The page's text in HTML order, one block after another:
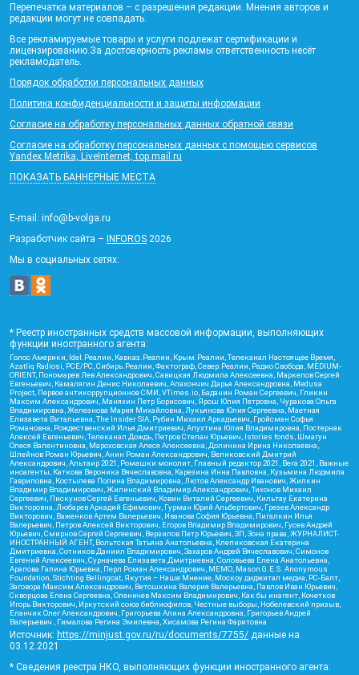
Перепечатка материалов – с разрешения редакции. Мнения авторов и
редакции могут не совпадать.
Все рекламируемые товары и услуги подлежат сертификации и
лицензированию.За достоверность рекламы ответственность несёт
рекламодатель.
Порядок обработки персональных данных
Политика конфиденциальности и защиты информации
Согласие на обработку персональных данных обратной связи
Согласие на обработку персональных данных с помощью сервисов
Yandex.Metrika, LiveInternet, top.mail.ru
ПОКАЗАТЬ БАННЕРНЫЕ МЕСТА
E-mail: info@b-volga.ru
Разработчик сайта – INFOROS 2026
Мы в социальных сетях:
* Реестр иностранных средств массовой информации, выполняющих
функции иностранного агента:
Голос Америки, Idel.Реалии, Кавказ.Реалии, Крым.Реалии, Телеканал Настоящее Время,
Azatliq Radiosi, PCE/PC, Сибирь.Реалии, Фактограф, Север.Реалии, Радио Свобода, MEDIUM-
ORIENT, Пономарев Лев Александрович, Савицкая Людмила Алексеевна, Маркелов Сергей
Евгеньевич, Камалягин Денис Николаевич, Апахончич Дарья Александровна, Medusa
Project, Первое антикоррупционное СМИ, VTimes.io, Баданин Роман Сергеевич, Гликин
Максим Александрович, Маняхин Петр Борисович, Ярош Юлия Петровна, Чуракова Ольга
Владимировна, Железнова Мария Михайловна, Лукьянова Юлия Сергеевна, Маетная
Елизавета Витальевна, The Insider SIA, Рубин Михаил Аркадьевич, Гройсман Софья
Романовна, Рождественский Илья Дмитриевич, Апухтина Юлия Владимировна, Постернак
Алексей Евгеньевич, Телеканал Дождь, Петров Степан Юрьевич, Istories fonds, Шмагун
Олеся Валентиновна, Мароховская Алеся Алексеевна, Долинина Ирина Николаевна,
Шлейнов Роман Юрьевич, Анин Роман Александрович, Великовский Дмитрий
Александрович, Альтаир 2021, Ромашки монолит, Главный редактор 2021, Вега 2021, Важные
иноагенты, Каткова Вероника Вячеславовна, Карезина Инна Павловна, Кузьмина Людмила
Гавриловна, Костылева Полина Владимировна, Лютов Александр Иванович, Жилкин
Владимир Владимирович, Жилинский Владимир Александрович, Тихонов Михаил
Сергеевич, Пискунов Сергей Евгеньевич, Ковин Виталий Сергеевич, Кильтау Екатерина
Викторовна, Любарев Аркадий Ефимович, Гурман Юрий Альбертович, Грезев Александр
Викторович, Важенков Артем Валерьевич, Иванова София Юрьевна, Пигалкин Илья
Валерьевич, Петров Алексей Викторович, Егоров Владимир Владимирович, Гусев Андрей
Юрьевич, Смирнов Сергей Сергеевич, Верзилов Петр Юрьевич, ЗП, Зона права, ЖУРНАЛИСТ-
ИНОСТРАННЫЙ АГЕНТ, Вольтская Татьяна Анатольевна, Клепиковская Екатерина
Дмитриевна, Сотников Даниил Владимирович, Захаров Андрей Вячеславович, Симонов
Евгений Алексеевич, Сурначева Елизавета Дмитриевна, Соловьева Елена Анатольевна,
Арапова Галина Юрьевна, Перл Роман Александрович, МЕМО, Mason G.E.S. Anonymous
Foundation, Stichting Bellingcat, Якутия – Наше Мнение, Москоу диджитал медиа, РС-Балт,
Заговора Максим Александрович, Ветошкина Валерия Валерьевна, Павлов Иван Юрьевич,
Скворцова Елена Сергеевна, Оленичев Максим Владимирович, Как бы инагент, Кочетков
Игорь Викторович, Иркутский союз библиофилов, Честные выборы, Нобелевский призыв,
Еланчик Олег Александрович, Григорьева Алина Александровна, Григорьев Андрей
Валерьевич , Гималова Регина Эмилевна, Хисамова Регина Фаритовна
Источник: https://minjust.gov.ru/ru/documents/7755/ данные на
03.12.2021
* Сведения реестра НКО, выполняющих функции иностранного агента: